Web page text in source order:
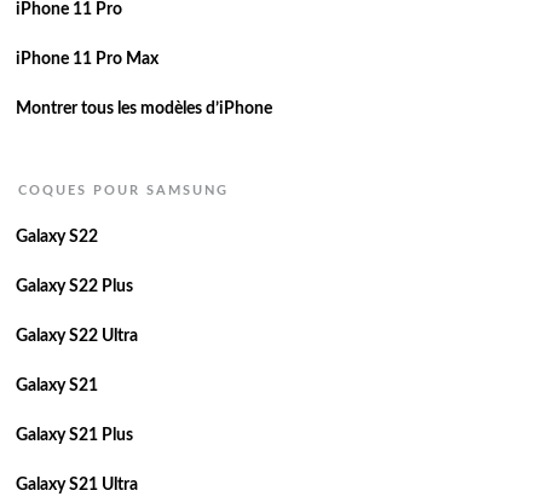
iPhone 11 Pro
iPhone 11 Pro Max
Montrer tous les modèles d’iPhone
COQUES POUR SAMSUNG
Galaxy S22
Galaxy S22 Plus
Galaxy S22 Ultra
Galaxy S21
Galaxy S21 Plus
Galaxy S21 Ultra